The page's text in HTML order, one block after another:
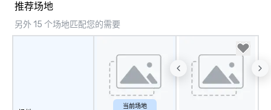
推荐场地
另外 15 个场地匹配您的需要
当前场地